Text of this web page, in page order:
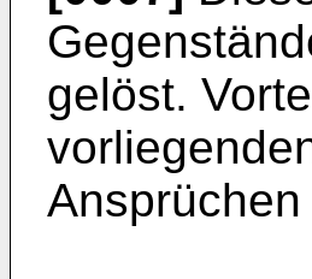
gelöst.